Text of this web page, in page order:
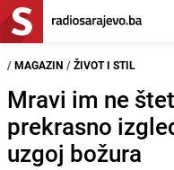
/ MAGAZIN / ŽIVOT I STIL
Mravi im ne
prekrasno
uzgoj božura